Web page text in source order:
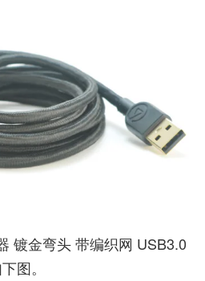
镀金弯头 带编织网 USB3.0
图。